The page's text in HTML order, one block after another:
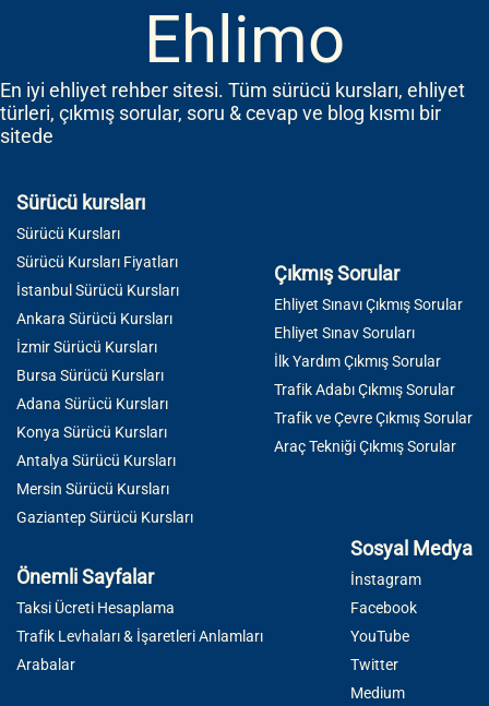
Ehlimo
En iyi ehliyet rehber sitesi. Tüm sürücü kursları, ehliyet
türleri, çıkmış sorular, soru & cevap ve blog kısmı bir
sitede
Sürücü kursları
Sürücü Kursları
Sürücü Kursları Fiyatları
İstanbul Sürücü Kursları
Ankara Sürücü Kursları
İzmir Sürücü Kursları
Bursa Sürücü Kursları
Adana Sürücü Kursları
Konya Sürücü Kursları
Antalya Sürücü Kursları
Mersin Sürücü Kursları
Gaziantep Sürücü Kursları
Çıkmış Sorular
Ehliyet Sınavı Çıkmış Sorular
Ehliyet Sınav Soruları
İlk Yardım Çıkmış Sorular
Trafik Adabı Çıkmış Sorular
Trafik ve Çevre Çıkmış Sorular
Araç Tekniği Çıkmış Sorular
Önemli Sayfalar
Taksi Ücreti Hesaplama
Trafik Levhaları & İşaretleri Anlamları
Arabalar
Sosyal Medya
İnstagram
Facebook
YouTube
Twitter
Medium